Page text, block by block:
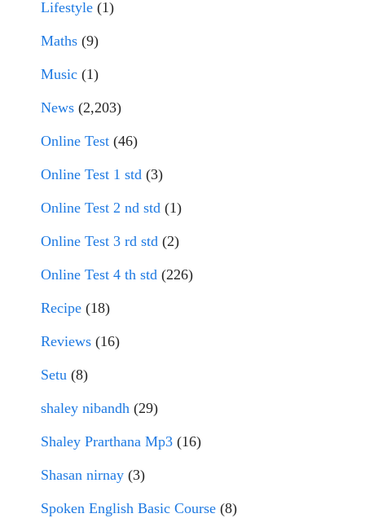
Lifestyle (1)
Maths (9)
Music (1)
News (2,203)
Online Test (46)
Online Test 1 std (3)
Online Test 2 nd std (1)
Online Test 3 rd std (2)
Online Test 4 th std (226)
Recipe (18)
Reviews (16)
Setu (8)
shaley nibandh (29)
Shaley Prarthana Mp3 (16)
Shasan nirnay (3)
Spoken English Basic Course (8)